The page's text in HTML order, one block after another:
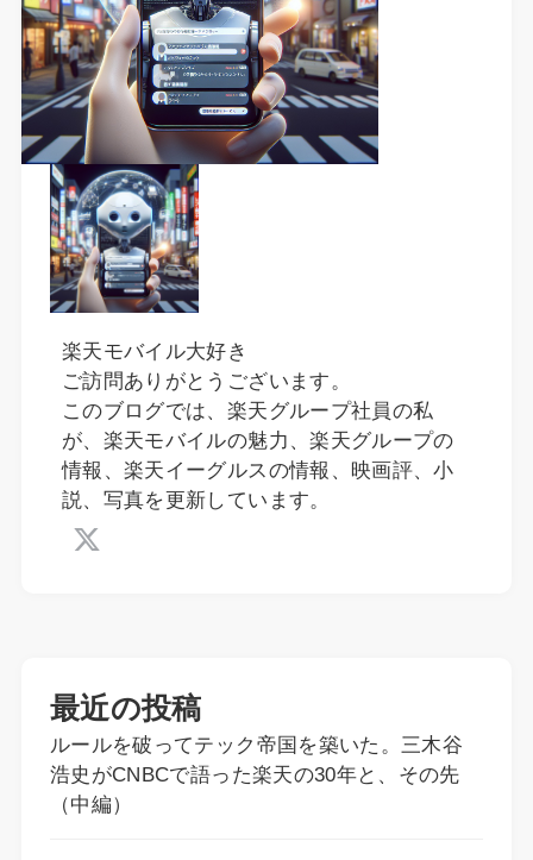
楽天モバイル大好き
ご訪問ありがとうございます。
このブログでは、楽天グループ社員の私
が、楽天モバイルの魅力、楽天グループの
情報、楽天イーグルスの情報、映画評、小
説、写真を更新しています。
最近の投稿
ルールを破ってテック帝国を築いた。三木谷
浩史がCNBCで語った楽天の30年と、その先
（中編）